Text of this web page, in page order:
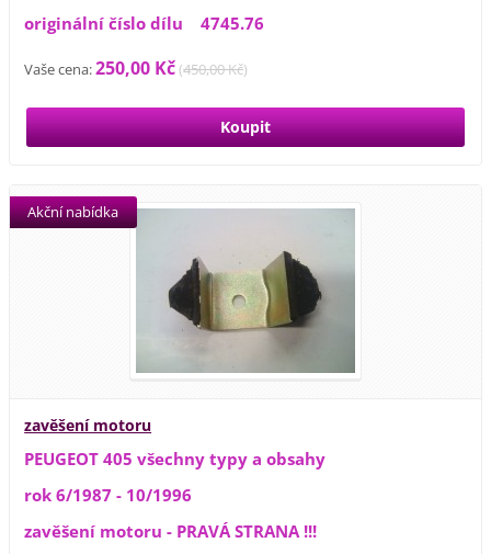
originální číslo dílu 4745.76
Vaše cena:250,00 Kč(450,00 Kč)
zavěšení motoru
Akční nabídka
PEUGEOT 405 všechny typy a obsahy
rok 6/1987 - 10/1996
zavěšení motoru - PRAVÁ STRANA !!!